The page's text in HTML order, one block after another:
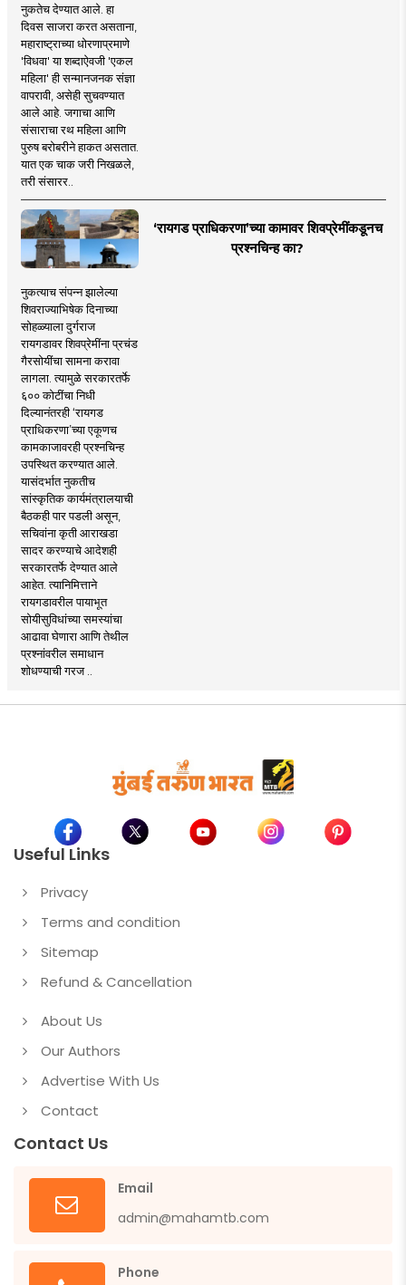
नुकतेच देण्यात आले. हा
दिवस साजरा करत असताना,
महाराष्ट्राच्या धोरणाप्रमाणे
'विधवा' या शब्दाऐवजी 'एकल
महिला' ही सन्मानजनक संज्ञा
वापरावी, असेही सुचवण्यात
आले आहे. जगाचा आणि
संसाराचा रथ महिला आणि
पुरुष बरोबरीने हाकत असतात.
यात एक चाक जरी निखळले,
तरी संसारर..
‘रायगड प्राधिकरणा’च्या कामावर शिवप्रेमींकडूनच
प्रश्नचिन्ह का?
नुकत्याच संपन्न झालेल्या
शिवराज्याभिषेक दिनाच्या
सोहळ्याला दुर्गराज
रायगडावर शिवप्रेमींना प्रचंड
गैरसोयींचा सामना करावा
लागला. त्यामुळे सरकारतर्फे
६०० कोटींचा निधी
दिल्यानंतरही ‘रायगड
प्राधिकरणा’च्या एकूणच
कामकाजावरही प्रश्नचिन्ह
उपस्थित करण्यात आले.
यासंदर्भात नुकतीच
सांस्कृतिक कार्यमंत्रालयाची
बैठकही पार पडली असून,
सचिवांना कृती आराखडा
सादर करण्याचे आदेशही
सरकारतर्फे देण्यात आले
आहेत. त्यानिमित्ताने
रायगडावरील पायाभूत
सोयीसुविधांच्या समस्यांचा
आढावा घेणारा आणि तेथील
प्रश्नांवरील समाधान
शोधण्याची गरज ..
Useful Links
Privacy
Terms and condition
Sitemap
Refund & Cancellation
About Us
Our Authors
Advertise With Us
Contact
Contact Us
Email
admin@mahamtb.com
Phone